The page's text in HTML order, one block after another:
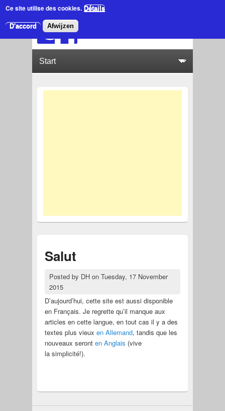
Ce site utilise des cookies. Détails
D'accord Afwijzen
Salut
Posted by DHon Tuesday, 17 November
2015
D’aujourd’hui, cette site est aussi disponible
en Français. Je regrette qu’il manque aux
articles en cette langue, en tout cas il y a des
textes plus vieux en Allemand, tandis que les
nouveaux seront en Anglais (vive
la simplicité!).